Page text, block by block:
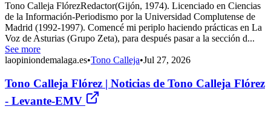
Tono Calleja FlórezRedactor(Gijón, 1974). Licenciado en Ciencias
de la Información-Periodismo por la Universidad Complutense de
Madrid (1992-1997). Comencé mi periplo haciendo prácticas en La
Voz de Asturias (Grupo Zeta), para después pasar a la sección d...
See more
laopiniondemalaga.es•Tono Calleja•Jul 27, 2026
Tono Calleja Flórez | Noticias de Tono Calleja Flórez
- Levante-EMV